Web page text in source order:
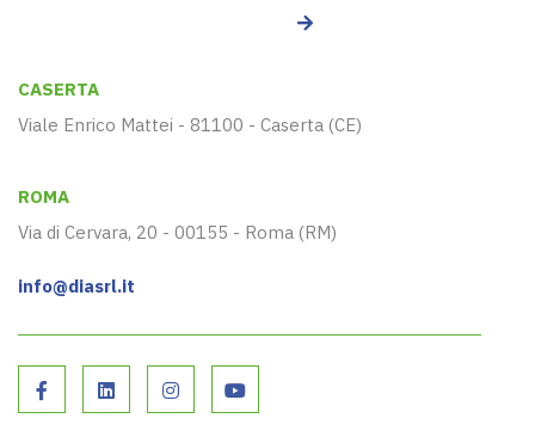
CASERTA
Viale Enrico Mattei - 81100 - Caserta (CE)
ROMA
Via di Cervara, 20 - 00155 - Roma (RM)
info@diasrl.it